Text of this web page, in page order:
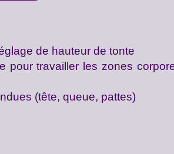
de hauteur de tonte
pour travailler les zones
(tête, queue, pattes)